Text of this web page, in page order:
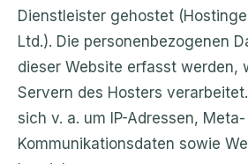
Dienstleister gehostet
Ltd.). Die personenbezogenen
dieser Website erfasst werden,
Servern des Hosters
sich v. a. um IP-Adressen, Meta-
Kommunikationsdaten sowie